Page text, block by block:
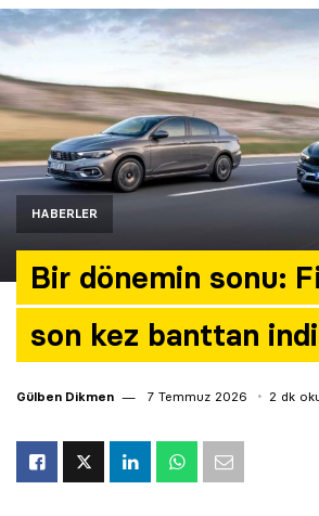
HABERLER
Bir dönemin sonu:
son kez banttan
Gülben Dikmen 7 Temmuz 2026 2 dk